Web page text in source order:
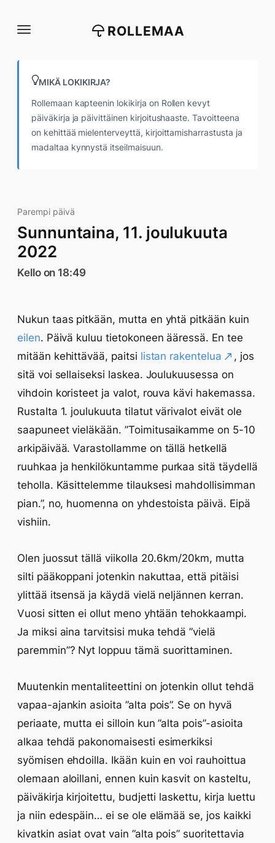
suoraan
ROLLEMAA
MIKÄ LOKIKIRJA?
Rollemaan kapteenin lokikirja on Rollen kevyt
päiväkirja ja päivittäinen kirjoitushaaste. Tavoitteena
on kehittää mielenterveyttä, kirjoittamisharrastusta ja
madaltaa kynnystä itseilmaisuun.
Parempi päivä
Sunnuntaina, 11. joulukuuta
2022
Kello on 18:49
Nukun taas pitkään, mutta en yhtä pitkään kuin
eilen. Päivä kuluu tietokoneen ääressä. En tee
mitään kehittävää, paitsi listan rakentelua
, jos
sitä voi sellaiseksi laskea. Joulukuusessa on
vihdoin koristeet ja valot, rouva kävi hakemassa.
Rustalta 1. joulukuuta tilatut värivalot eivät ole
saapuneet vieläkään. ”Toimitusaikamme on 5-10
arkipäivää. Varastollamme on tällä hetkellä
ruuhkaa ja henkilökuntamme purkaa sitä täydellä
teholla. Käsittelemme tilauksesi mahdollisimman
pian.”, no, huomenna on yhdestoista päivä. Eipä
vishiin.
Olen juossut tällä viikolla 20.6km/20km, mutta
silti pääkoppani jotenkin nakuttaa, että pitäisi
ylittää itsensä ja käydä vielä neljännen kerran.
Vuosi sitten ei ollut meno yhtään tehokkaampi.
Ja miksi aina tarvitsisi muka tehdä ”vielä
paremmin”? Nyt loppuu tämä suorittaminen.
Muutenkin mentaliteettini on jotenkin ollut tehdä
vapaa-ajankin asioita ”alta pois”. Se on hyvä
periaate, mutta ei silloin kun ”alta pois”-asioita
alkaa tehdä pakonomaisesti esimerkiksi
syömisen ehdoilla. Ikään kuin en voi rauhoittua
olemaan aloillani, ennen kuin kasvit on kasteltu,
päiväkirja kirjoitettu, budjetti laskettu, kirja luettu
ja niin edespäin… ei se ole elämää se, jos kaikki
kivatkin asiat ovat vain ”alta pois” suoritettavia